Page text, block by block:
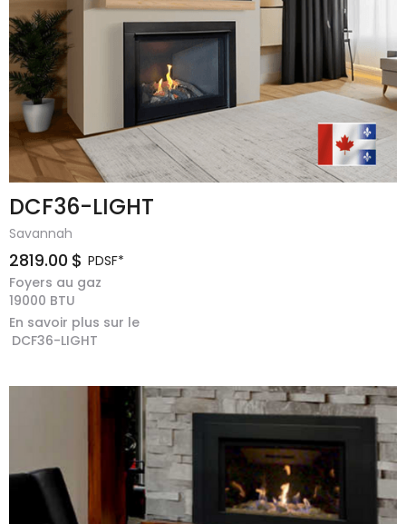
DCF36-LIGHT
Savannah
2819.00 $ PDSF*
Foyers au gaz
19000 BTU
En savoir plus sur le
DCF36-LIGHT